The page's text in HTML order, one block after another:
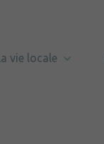
vie locale